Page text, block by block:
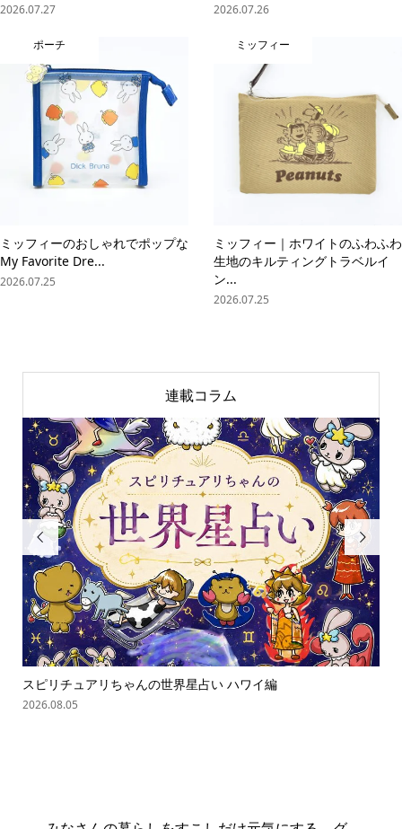
2026.07.27 2026.07.26
ポーチ
ミッフィーのおしゃれでポップな
My Favorite Dre...
2026.07.25
ミッフィー
ミッフィー｜ホワイトのふわふわ
生地のキルティングトラベルイ
ン...
2026.07.25
連載コラム

スピリチュアリちゃんの世界星占い ハワイ編
2026.08.05
